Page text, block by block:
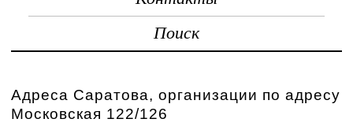
Поиск
Адреса Саратова, организации по адресу
Московская 122/126